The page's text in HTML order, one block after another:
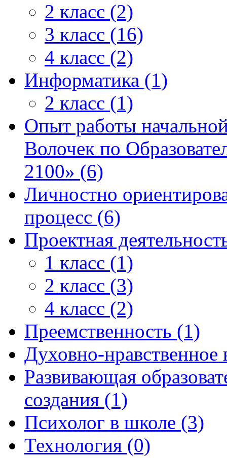
2 класс (2)
3 класс (16)
4 класс (2)
Информатика (1)
2 класс (1)
Опыт работы
Волочек по
2100» (6)
Личностно
процесс (6)
Проектная
1 класс (1)
2 класс (3)
4 класс (2)
Преемственность (1)
Духовно-нравственное
Развивающая
создания (1)
Психолог в школе (3)
Технология (0)